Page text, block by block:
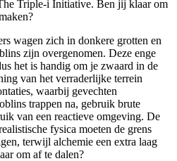
Triple-i Initiative. Ben jij klaar om
wagen zich in donkere grotten en
zijn overgenomen. Deze enge
het is handig om je zwaard in de
van het verraderlijke terrein
waarbij gevechten
trappen na, gebruik brute
van een reactieve omgeving. De
fysica moeten de grens
terwijl alchemie een extra laag
om af te dalen?